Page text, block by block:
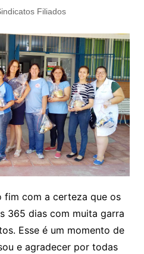
Filiados
fim com a certeza que os
365 dias com muita garra
Esse é um momento de
e agradecer por todas